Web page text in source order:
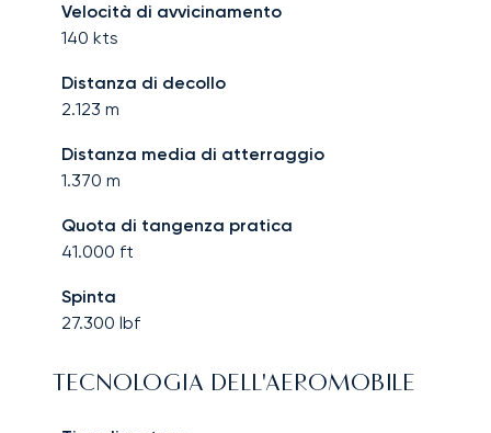
Velocità di avvicinamento
140 kts
Distanza di decollo
2.123 m
Distanza media di atterraggio
1.370 m
Quota di tangenza pratica
41.000 ft
Spinta
27.300 lbf
TECNOLOGIA DELL'AEROMOBILE